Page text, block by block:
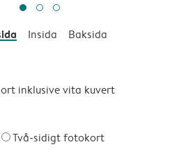
Insida Baksida
inklusive vita kuvert
Två-sidigt fotokort